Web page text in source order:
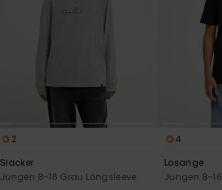
2
Slacker
Jungen 8-16 Grau Longsleeve
4
Losange
Jungen 8-